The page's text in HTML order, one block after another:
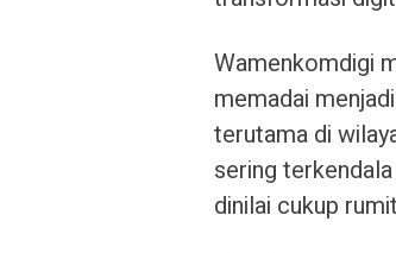
Wamenkomdigi
memadai
terutama di
sering
dinilai cukup